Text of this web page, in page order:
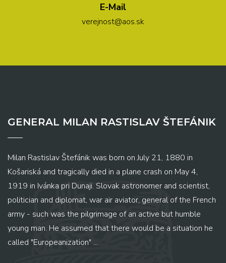
E-Mail
verejnost@aos.sk
GENERAL MILAN RASTISLAV ŠTEFÁNIK
Milan Rastislav Štefánik was born on July 21, 1880 in
Košariská and tragically died in a plane crash on May 4,
1919 in Ivánka pri Dunaji. Slovak astronomer and scientist,
politician and diplomat, war air aviator, general of the French
army - such was the pilgrimage of an active but humble
young man. He assumed that there would be a situation he
called "Europeanization" ...